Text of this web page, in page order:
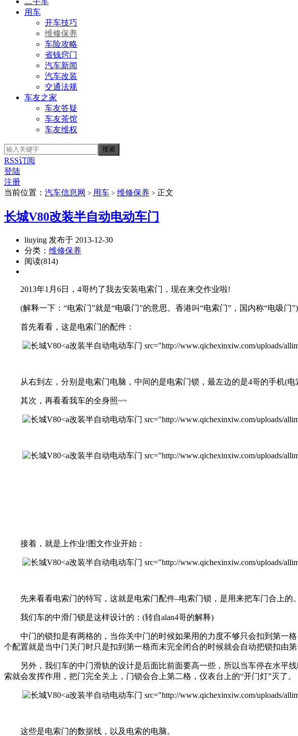
用车
开车技巧
维修保养
车险攻略
省钱窍门
汽车新闻
汽车改装
交通法规
车友之家
车友答疑
车友茶馆
车友维权
RSS订阅
登陆
注册
当前位置： 汽车信息网 > 用车 > 维修保养 > 正文
长城V80改装半自动电动车门
liuying 发布于 2013-12-30
分类： 维修保养
阅读(814)
2013年1月6日，4哥约了我去安装电索门，现在来交作业啦!
(解释一下：“电索门”就是“电吸门”的意思。香港叫“电索门”，国内称“电吸门”)
首先看看，这是电索门的配件：
改装半自动电动车门 src="http://www.qichexinxiw.com/uploads/
从右到左，分别是电索门电脑，中间的是电索门锁，最左边的是4哥的手机(电
其次，再看看我车的全身照~~
改装半自动电动车门 src="http://www.qichexinxiw.com/uploads/
改装半自动电动车门 src="http://www.qichexinxiw.com/uploads/
接着，就是上作业!图文作业开始：
改装半自动电动车门 src="http://www.qichexinxiw.com/uploads/
先来看看电索门的特写，这就是电索门配件–电索门锁，是用来把车门合上的。
我们车的中滑门锁是这样设计的：(转自alan4哥的解释)
中门的锁扣是有两格的，当你关中门的时候如果用的力度不够只会扣到第一
个配置就是当中门关门时只是扣到第一格而未完全闭合的时候就会自动把锁扣由
另外，我们车的中门滑轨的设计是后面比前面要高一些，所以当车停在水平
索就会发挥作用，把门完全关上，门锁会合上第二格，仪表台上的“开门灯”灭了。
改装半自动电动车门 src="http://www.qichexinxiw.com/uploads/
这些是电索门的数据线，以及电索的电脑。